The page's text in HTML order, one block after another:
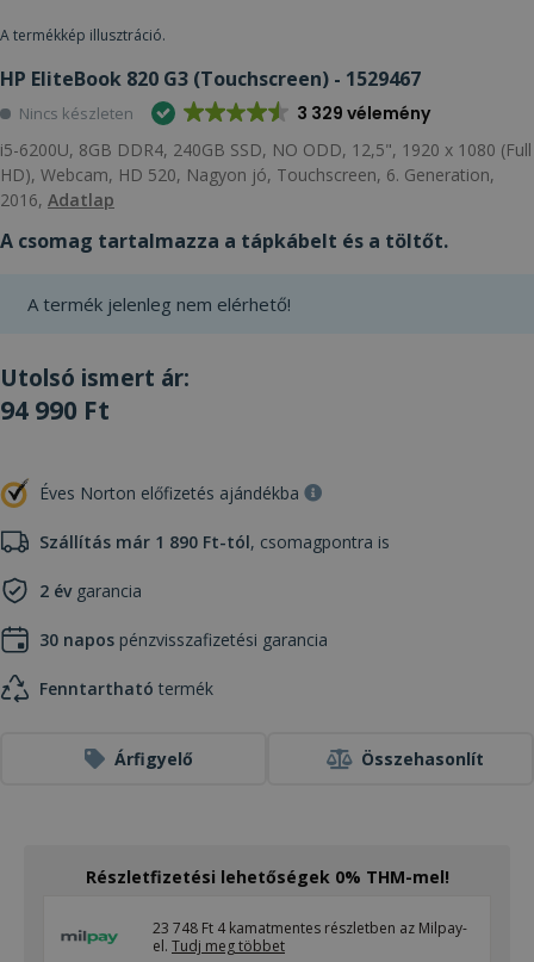
A termékkép illusztráció.
HP EliteBook 820 G3 (Touchscreen) - 1529467
Nincs készleten 3 329 vélemény
i5-6200U, 8GB DDR4, 240GB SSD, NO ODD, 12,5", 1920 x 1080 (Full
HD), Webcam, HD 520, Nagyon jó, Touchscreen, 6. Generation,
2016, Adatlap
A csomag tartalmazza a tápkábelt és a töltőt.
A termék jelenleg nem elérhető!
Utolsó ismert ár:
94 990 Ft
Éves Norton előfizetés ajándékba
Szállítás már 1 890 Ft-tól, csomagpontra is
2 évgarancia
30 napos pénzvisszafizetési garancia
Fenntartható termék
Árfigyelő Összehasonlít
Részletfizetési lehetőségek 0% THM-mel!
23 748 Ft 4 kamatmentes részletben az Milpay-
el. Tudj meg többet